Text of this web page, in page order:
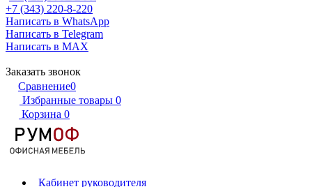
+7 (343) 220-8-220
Написать в WhatsApp
Написать в Telegram
Написать в MAX
Заказать звонок
Сравнение0
Избранные товары 0
Корзина 0
Кабинет руководителя